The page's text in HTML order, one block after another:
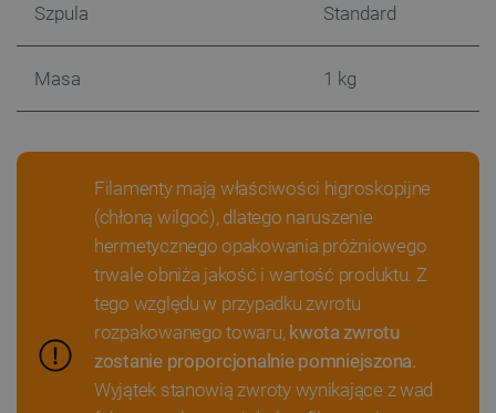
Szpula Standard
Masa 1 kg
Filamenty mają właściwości higroskopijne
(chłoną wilgoć), dlatego naruszenie
hermetycznego opakowania próżniowego
trwale obniża jakość i wartość produktu. Z
tego względu w przypadku zwrotu
rozpakowanego towaru, kwota zwrotu
zostanie proporcjonalnie pomniejszona.
Wyjątek stanowią zwroty wynikające z wad
__cf_bm
Cloudflare Inc.
.webshopapp.com